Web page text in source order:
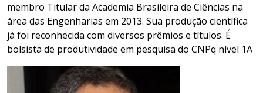
membro Titular da Academia Brasileira de Ciências na
área das Engenharias em 2013. Sua produção científica
já foi reconhecida com diversos prêmios e títulos. É
bolsista de produtividade em pesquisa do CNPq nível 1A